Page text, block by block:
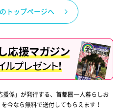
トップページへ
係」が発行する、首都圏一人暮らしお
今なら無料で送付してもらえます！